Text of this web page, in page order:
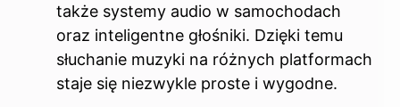
także systemy audio w samochodach
oraz inteligentne głośniki. Dzięki temu
słuchanie muzyki na różnych platformach
staje się niezwykle proste i wygodne.